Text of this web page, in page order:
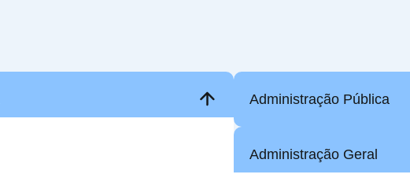
Administração Pública
Administração Geral